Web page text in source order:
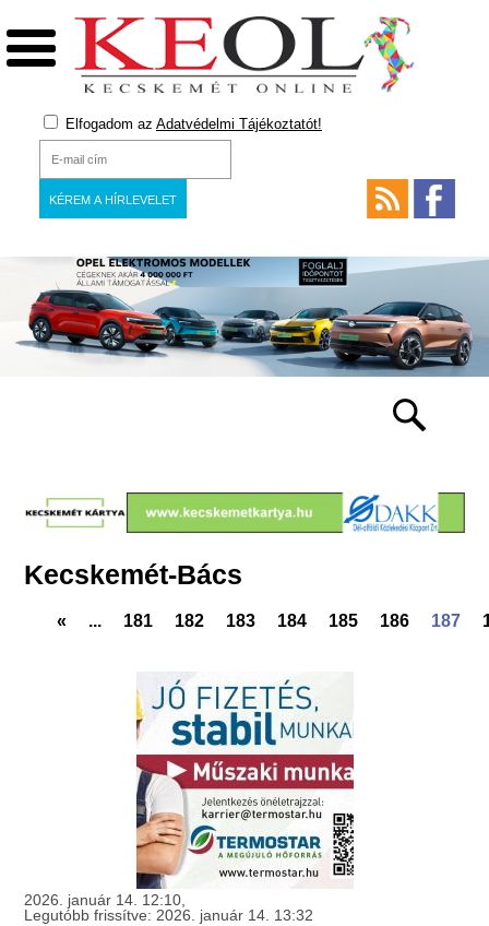
Elfogadom az Adatvédelmi Tájékoztatót!
Kecskemét-Bács
« ... 181 182 183 184 185 186 187
2026. január 14. 12:10,
Legutóbb frissítve: 2026. január 14. 13:32